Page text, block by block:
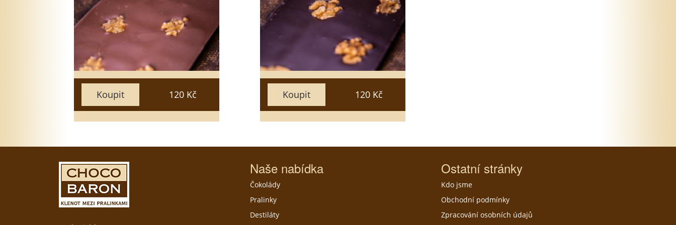
Koupit 120 Kč
5
7
15
Zavřít
Vložit do košíku
Koupit 120 Kč
1
3
Zavřít
Vložit do košíku
Naše nabídka
Čokolády
Pralinky
Destiláty
Ostatní stránky
Kdo jsme
Obchodní podmínky
Zpracování osobních údajů